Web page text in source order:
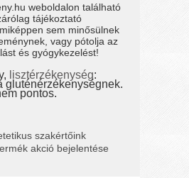
weboldalon található
tájékoztató
sem minősülnek
vagy pótolja az
és gyógykezelést!
lisztérzékenység:
gluténérzékenységnek.
pontos.
szakértőink
akció bejelentése